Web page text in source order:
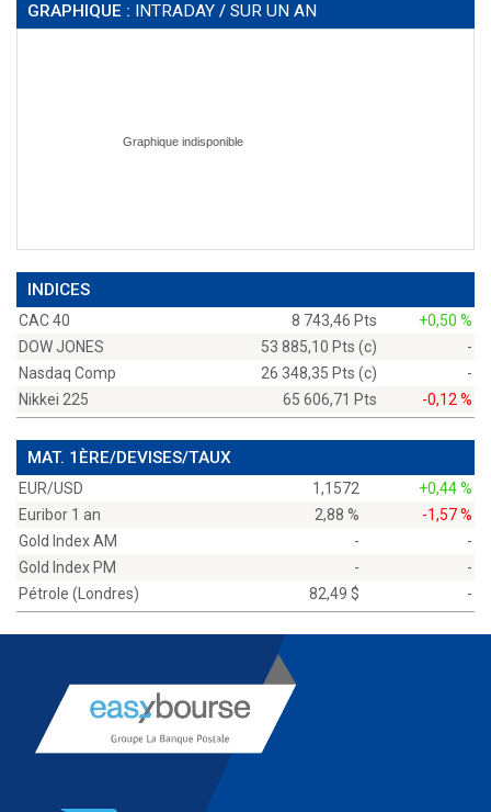
GRAPHIQUE : INTRADAY / SUR UN AN
INDICES
CAC 40 8 743,46 Pts
+0,50 %
DOW JONES
53 885,10 Pts (c)
-
Nasdaq Comp
26 348,35 Pts (c)
-
Nikkei 225
65 606,71 Pts -0,12 %
MAT. 1ÈRE/DEVISES/TAUX
EUR/USD 1,1572
+0,44 %
Euribor 1 an
2,88 %
-1,57 %
Gold Index AM
-
-
Gold Index PM
-
-
Pétrole (Londres)
82,49 $ -